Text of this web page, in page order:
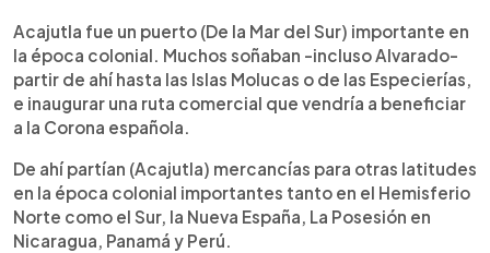
Acajutla fue un puerto (De la Mar del Sur) importante en
la época colonial. Muchos soñaban -incluso Alvarado-
partir de ahí hasta las Islas Molucas o de las Especierías,
e inaugurar una ruta comercial que vendría a beneficiar
a la Corona española.
De ahí partían (Acajutla) mercancías para otras latitudes
en la época colonial importantes tanto en el Hemisferio
Norte como el Sur, la Nueva España, La Posesión en
Nicaragua, Panamá y Perú.